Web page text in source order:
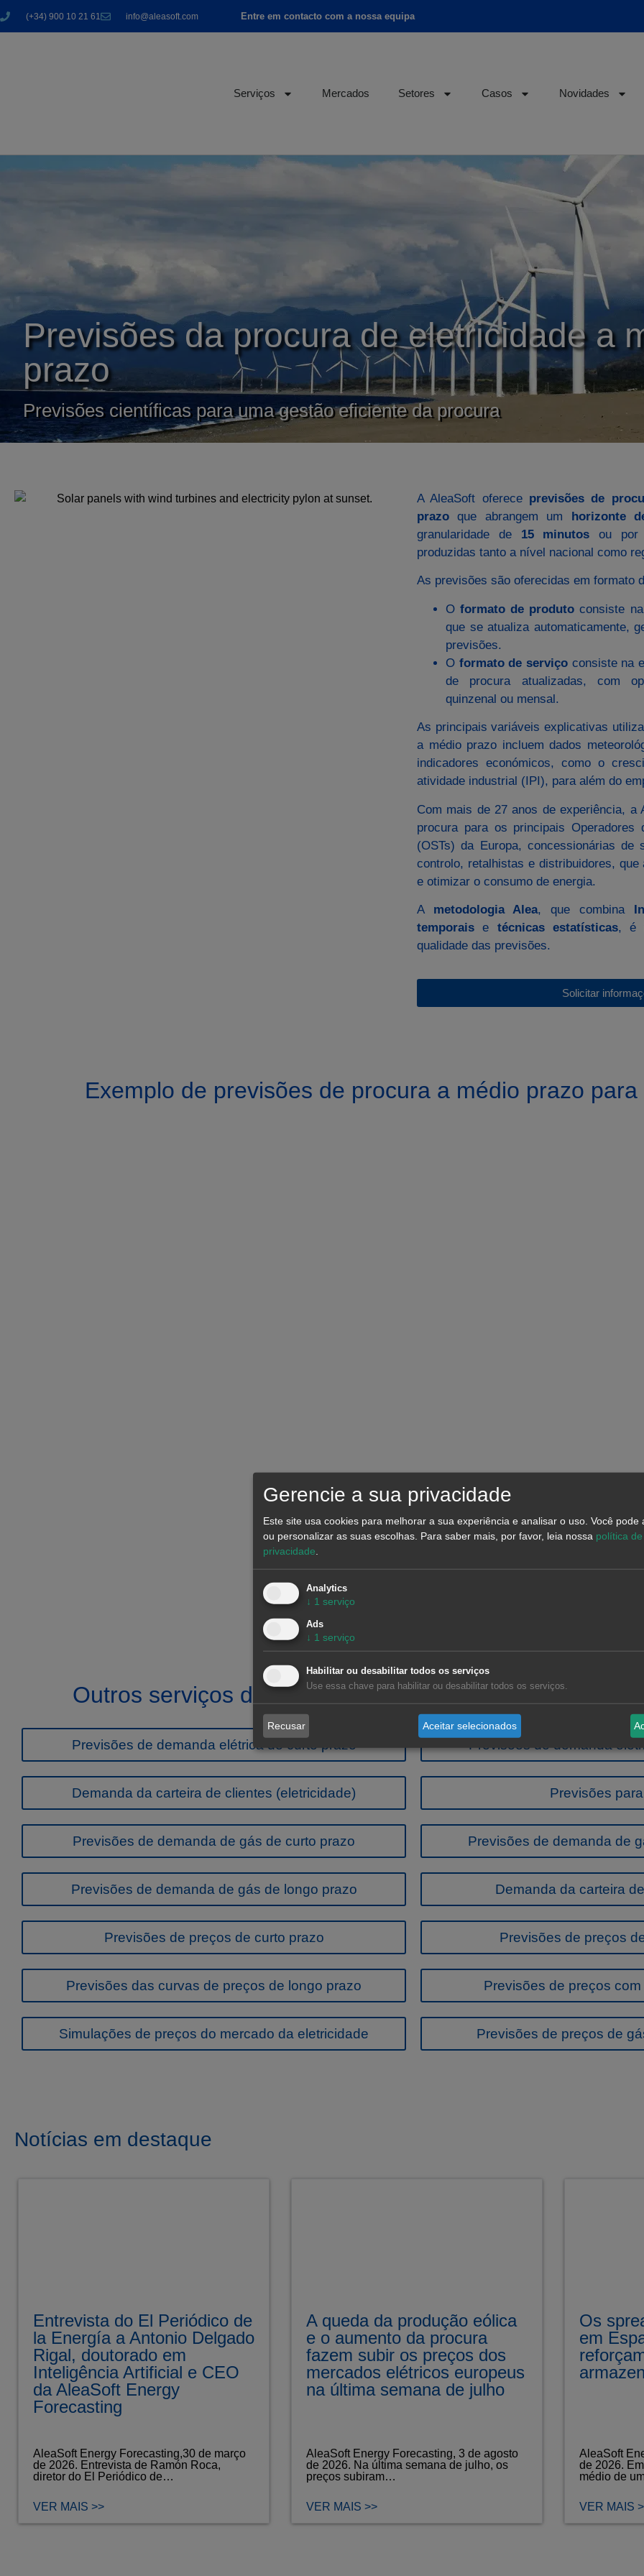
(+34) 900 10 21 61 info@aleasoft.com Entre em contacto com a nossa equipa
Serviços Mercados Setores Casos Novidades
Previsões da procura de eletricidade a
prazo
Previsões científicas para uma gestão eficiente da procura
A AleaSoft oferece previsões de
prazo que abrangem um horizonte
granularidade de 15 minutos ou por
produzidas tanto a nível nacional como
As previsões são oferecidas em formato
Oformato de produto consiste
que se atualiza automaticamente,
previsões.
O formato de serviço consiste na
de procura atualizadas, com
quinzenal ou mensal.
As principais variáveis ​​explicativas
a médio prazo incluem dados
indicadores económicos, como o
atividade industrial (IPI), para além do
Com mais de 27 anos de experiência, a
procura para os principais Operadores
(OSTs) da Europa, concessionárias de
controlo, retalhistas e distribuidores,
e otimizar o consumo de energia.
A metodologia Alea, que combina
temporais e técnicas estatísticas, é
qualidade das previsões.
Solicitar
Exemplo de previsões de procura a médio prazo para
Outros serviços do mercado energético que lhe
Previsões de demanda elétrica de curto prazo Previsões de demanda
Demanda da carteira de clientes (eletricidade) Previsões
Previsões de demanda de gás de curto prazo Previsões de demanda de
Previsões de demanda de gás de longo prazo Demanda da carteira
Previsões de preços de curto prazo Previsões de preços
Previsões das curvas de preços de longo prazo Previsões de preços
Simulações de preços do mercado da eletricidade Previsões de preços de
Notícias em destaque
Entrevista do El Periódico de
la Energía a Antonio Delgado
Rigal, doutorado em
Inteligência Artificial e CEO
da AleaSoft Energy
Forecasting
AleaSoft Energy Forecasting,30 de março
de 2026. Entrevista de Ramón Roca,
diretor do El Periódico de…
VER MAIS >>
A queda da produção eólica
e o aumento da procura
fazem subir os preços dos
mercados elétricos europeus
na última semana de julho
AleaSoft Energy Forecasting, 3 de agosto
de 2026. Na última semana de julho, os
preços subiram…
VER MAIS >>
Os
em
AleaSoft
de 2026.
médio de
VER MAIS
Gerencie a sua privacidade
Este site usa cookies para melhorar a sua experiência e analisar o uso. Você pode
ou personalizar as suas escolhas. Para saber mais, por favor, leia nossa política de
privacidade
Analytics
↓ 1 serviço
Ads
↓ 1 serviço
Habilitar ou desabilitar todos os serviços
Use essa chave para habilitar ou desabilitar todos os serviços.
Recusar Aceitar selecionados